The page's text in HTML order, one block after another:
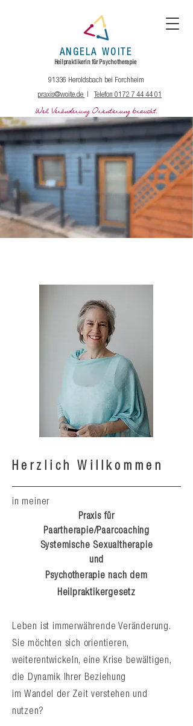
ANGELA WOITE
Heilpraktikerin für Psychotherapie
91336 Heroldsbach bei Forchheim
Weil Veränderung Orientierung braucht.
praxis@woite.de | Telefon 0172 7 44 44 01
Herzlich Willkommen
in meiner
Praxis für
Paartherapie/Paarcoaching
Systemische Sexualtherapie
und
Psychotherapie nach dem
Heilpraktikergesetz
Leben ist immerwährende Veränderung.
Sie möchten sich orientieren,
weiterentwickeln, eine Krise bewältigen,
die Dynamik Ihrer Beziehung
imWandel der Zeit verstehen und
nutzen?